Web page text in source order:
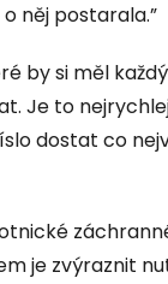
něj postarala.”
by si měl
Je to
dostat co
je zvýraznit